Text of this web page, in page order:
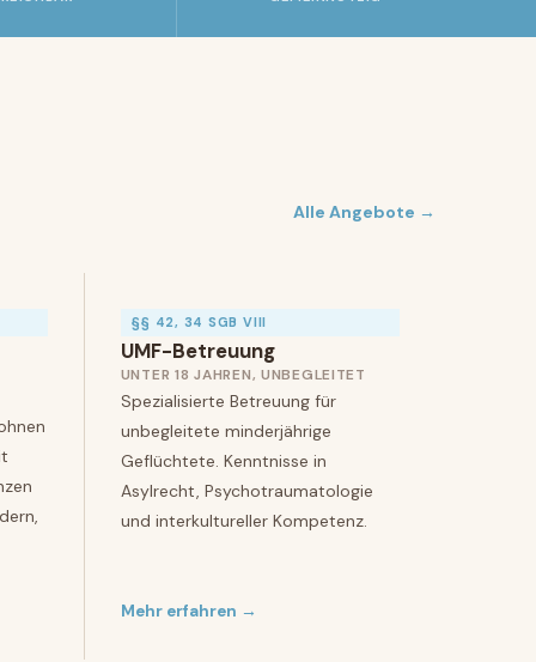
Alle Angebote →
§§ 42, 34 SGB VIII
UMF-Betreuung
UNTER 18 JAHREN, UNBEGLEITET
Spezialisierte Betreuung für
unbegleitete minderjährige
Geflüchtete. Kenntnisse in
Asylrecht, Psychotraumatologie
und interkultureller Kompetenz.
Mehr erfahren →